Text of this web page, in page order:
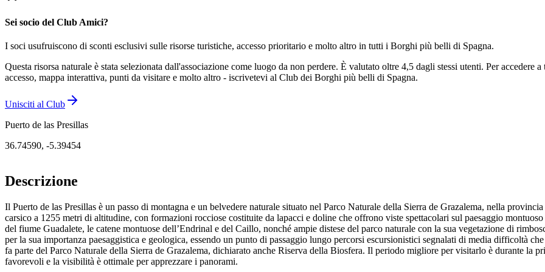
Sei socio del Club Amici?
I soci usufruiscono di sconti esclusivi sulle risorse turistiche, accesso prioritario e molto altro in tutti i Borghi più belli di Spagna.
Questa risorsa naturale è stata selezionata dall'associazione come luogo da non perdere. È valutato oltre 4,5 dagli stessi utenti. Per accedere
accesso, mappa interattiva, punti da visitare e molto altro - iscrivetevi al Club dei Borghi più belli di Spagna.
Unisciti al Club
Puerto de las Presillas
36.74590, -5.39454
Descrizione
Il Puerto de las Presillas è un passo di montagna e un belvedere naturale situato nel Parco Naturale della Sierra de Grazalema, nella
carsico a 1255 metri di altitudine, con formazioni rocciose costituite da lapacci e doline che offrono viste spettacolari sul paesaggio
del fiume Guadalete, le catene montuose dell’Endrinal e del Caillo, nonché ampie distese del parco naturale con la sua vegetazione di
per la sua importanza paesaggistica e geologica, essendo un punto di passaggio lungo percorsi escursionistici segnalati di media difficoltà
fa parte del Parco Naturale della Sierra de Grazalema, dichiarato anche Riserva della Biosfera. Il periodo migliore per visitarlo è durante la
favorevoli e la visibilità è ottimale per apprezzare i panorami.